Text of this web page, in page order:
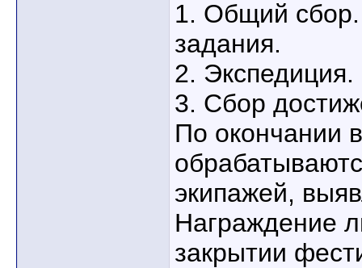
1. Общий
задания.
2. Экспедиция.
3. Сбор
По окончании
экипажей,
Награждение
закрытии